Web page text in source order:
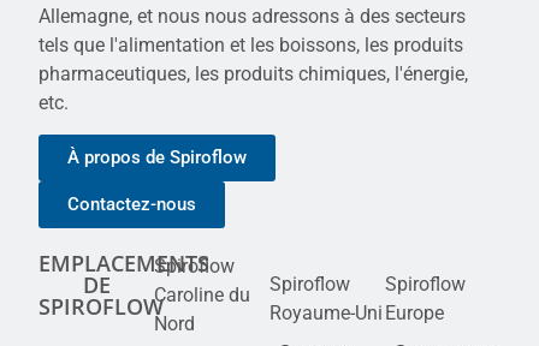
Allemagne, et nous nous adressons à des secteurs
tels que l'alimentation et les boissons, les produits
pharmaceutiques, les produits chimiques, l'énergie,
etc.
À propos de Spiroflow
Contactez-nous
EMPLACEMENTS
DE
SPIROFLOW
Spiroflow
Caroline du
Nord
Spiroflow
Royaume-Uni
Spiroflow
Europe